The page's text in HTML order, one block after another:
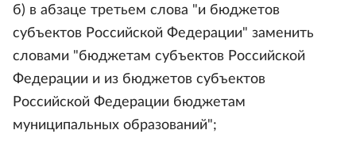
б) в абзаце третьем слова "и бюджетов
субъектов Российской Федерации" заменить
словами "бюджетам субъектов Российской
Федерации и из бюджетов субъектов
Российской Федерации бюджетам
муниципальных образований";